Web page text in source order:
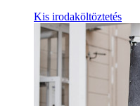
Kis irodaköltöztetés